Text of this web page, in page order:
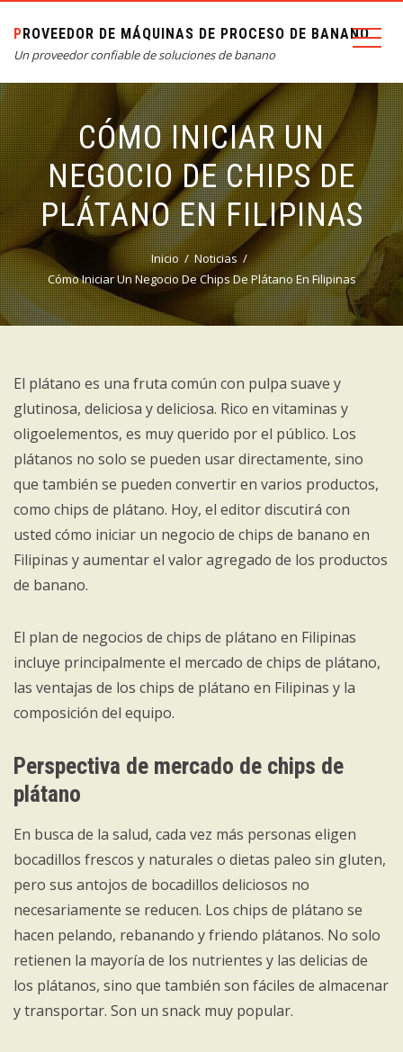
PROVEEDOR DE MÁQUINAS DE PROCESO DE BANANO
Un proveedor confiable de soluciones de banano
CÓMO INICIAR UN
NEGOCIO DE CHIPS DE
PLÁTANO EN FILIPINAS
Inicio
Noticias
Cómo Iniciar Un Negocio De Chips De Plátano En Filipinas
El plátano es una fruta común con pulpa suave y
glutinosa, deliciosa y deliciosa. Rico en vitaminas y
oligoelementos, es muy querido por el público. Los
plátanos no solo se pueden usar directamente, sino
que también se pueden convertir en varios productos,
como chips de plátano. Hoy, el editor discutirá con
usted cómo iniciar un negocio de chips de banano en
Filipinas y aumentar el valor agregado de los productos
de banano.
El plan de negocios de chips de plátano en Filipinas
incluye principalmente el mercado de chips de plátano,
las ventajas de los chips de plátano en Filipinas y la
composición del equipo.
Perspectiva de mercado de chips de
plátano
En busca de la salud, cada vez más personas eligen
bocadillos frescos y naturales o dietas paleo sin gluten,
pero sus antojos de bocadillos deliciosos no
necesariamente se reducen. Los chips de plátano se
hacen pelando, rebanando y friendo plátanos. No solo
retienen la mayoría de los nutrientes y las delicias de
los plátanos, sino que también son fáciles de almacenar
y transportar. Son un snack muy popular.